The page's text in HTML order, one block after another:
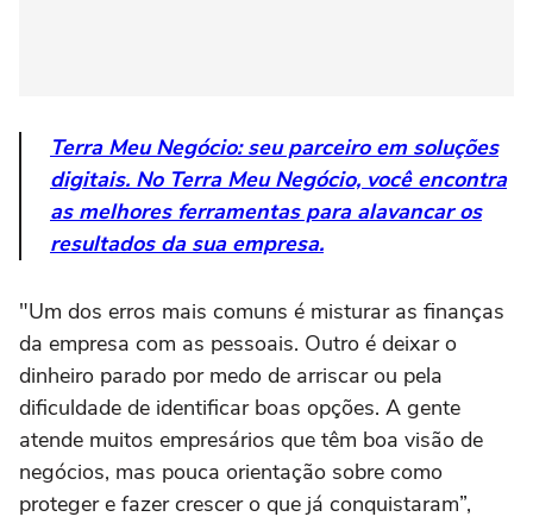
Terra Meu Negócio: seu parceiro em soluções
digitais. No Terra Meu Negócio, você encontra
as melhores ferramentas para alavancar os
resultados da sua empresa.
"Um dos erros mais comuns é misturar as finanças
da empresa com as pessoais. Outro é deixar o
dinheiro parado por medo de arriscar ou pela
dificuldade de identificar boas opções. A gente
atende muitos empresários que têm boa visão de
negócios, mas pouca orientação sobre como
proteger e fazer crescer o que já conquistaram”,